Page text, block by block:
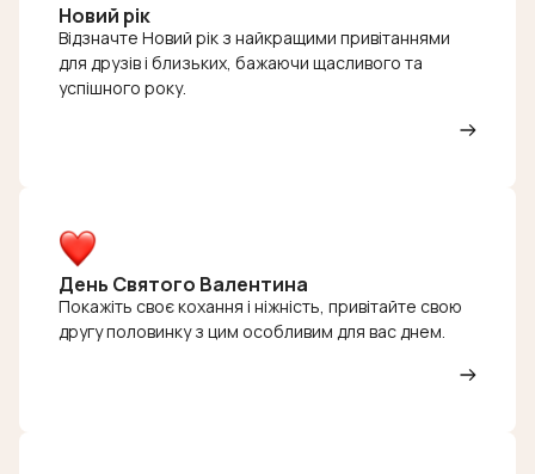
Новий рік
Відзначте Новий рік з найкращими привітаннями
для друзів і близьких, бажаючи щасливого та
успішного року.
День Святого Валентина
Покажіть своє кохання і ніжність, привітайте свою
другу половинку з цим особливим для вас днем.